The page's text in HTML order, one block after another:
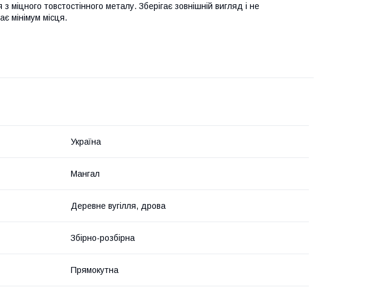
з міцного товстостінного металу. Зберігає зовнішній вигляд і не
мінімум місця.
Україна
Мангал
Деревне вугілля, дрова
Збірно-розбірна
Прямокутна